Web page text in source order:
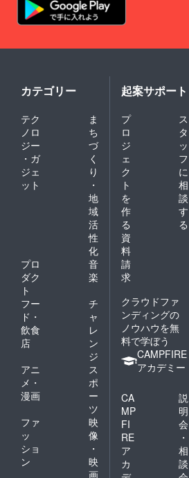
カテゴリー
テク
ノロ
ジー
・ガ
ジェ
ット
ま
ち
づ
く
り
・
地
域
活
性
化
プロ
ダク
ト
音
楽
フー
ド・
飲食
店
チ
ャ
レ
ン
ジ
アニ
メ・
漫画
ス
ポ
ー
ツ
ファ
ッ
ショ
ン
映
像
・
映
画
起案サポート
プ
ロ
ジ
ェ
ク
ト
を
作
る
ス
タ
ッ
フ
に
相
談
す
る
資
料
請
求
クラウドファ
ンディングの
ノウハウを無
料で学ぼう
CAMPFIRE
アカデミー
CA
MP
FI
RE
ア
カ
説
明
会
・
相
談